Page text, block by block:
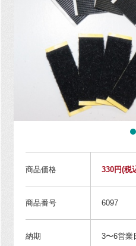
商品価格 330円(税
商品番号 6097
納期 3〜6営